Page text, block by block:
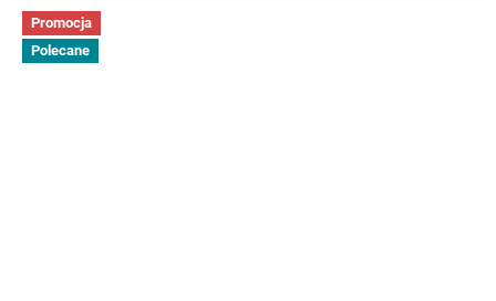
Promocja
Polecane